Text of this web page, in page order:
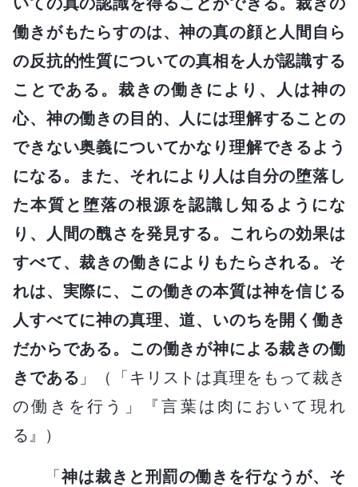
働きがもたらすのは、神の真の顔と人間自ら
の反抗的性質についての真相を人が認識する
ことである。裁きの働きにより、人は神の
心、神の働きの目的、人には理解することの
できない奥義についてかなり理解できるよう
になる。また、それにより人は自分の堕落し
た本質と堕落の根源を認識し知るようにな
り、人間の醜さを発見する。これらの効果は
すべて、裁きの働きによりもたらされる。そ
れは、実際に、この働きの本質は神を信じる
人すべてに神の真理、道、いのちを開く働き
だからである。この働きが神による裁きの働
きである 」（「キリストは真理をもって裁き
の働きを行う」『言葉は肉において現れ
る』）
「神は裁きと刑罰の働きを行なうが、そ